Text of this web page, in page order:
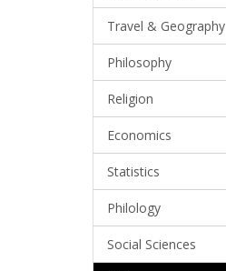
Travel & Geography
Philosophy
Religion
Economics
Statistics
Philology
Social Sciences